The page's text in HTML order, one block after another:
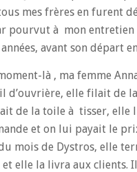
mes frères en furent
pourvut à mon entretien
avant son départ
là , ma femme
d’ouvrière, elle filait de
de la toile à tisser, elle
et on lui payait le
mois de Dystros, elle
et elle la livra aux clients.